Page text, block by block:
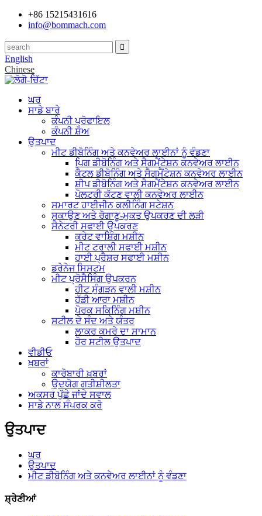
+86 15215431616
info@bommach.com
English
Chinese
ਘਰ
ਸਾਡੇ ਬਾਰੇ
ਕੰਪਨੀ ਪ੍ਰੋਫਾਇਲ
ਕੰਪਨੀ ਸ਼ੋਅ
ਉਤਪਾਦ
ਮੀਟ ਡੀਬੋਨਿੰਗ ਅਤੇ ਕਨਵੇਅਰ ਲਾਈਨਾਂ ਨੂੰ ਵੰਡਣਾ
ਪਿਗ ਡੀਬੋਨਿੰਗ ਅਤੇ ਸੈਗਮੈਂਟੇਸ਼ਨ ਕਨਵੇਅਰ ਲਾਈਨ
ਕੈਟਲ ਡੀਬੋਨਿੰਗ ਅਤੇ ਸੈਗਮੈਂਟੇਸ਼ਨ ਕਨਵੇਅਰ ਲਾਈਨ
ਸ਼ੀਪ ਡੀਬੋਨਿੰਗ ਅਤੇ ਸੈਗਮੈਂਟੇਸ਼ਨ ਕਨਵੇਅਰ ਲਾਈਨ
ਪੋਲਟਰੀ ਕੱਟਣ ਵਾਲੀ ਕਨਵੇਅਰ ਲਾਈਨ
ਸਮਾਰਟ ਹਾਈਜੀਨ ਕਲੀਨਿੰਗ ਸਟੇਸ਼ਨ
ਸੁਕਾਉਣ ਅਤੇ ਰੋਗਾਣੂ-ਮੁਕਤ ਉਪਕਰਣ ਦੀ ਲੜੀ
ਸੈਨੇਟਰੀ ਸਫਾਈ ਉਪਕਰਣ
ਕਰੇਟ ਵਾਸ਼ਿੰਗ ਮਸ਼ੀਨ
ਮੀਟ ਟਰਾਲੀ ਸਫਾਈ ਮਸ਼ੀਨ
ਹਾਈ ਪ੍ਰੈਸ਼ਰ ਸਫਾਈ ਮਸ਼ੀਨ
ਡਰੇਨੇਜ ਸਿਸਟਮ
ਮੀਟ ਪ੍ਰੋਸੈਸਿੰਗ ਉਪਕਰਨ
ਹੀਟ ਸੁੰਗੜਨ ਵਾਲੀ ਮਸ਼ੀਨ
ਹੱਡੀ ਆਰਾ ਮਸ਼ੀਨ
ਪੋਰਕ ਸਕਿਨਿੰਗ ਮਸ਼ੀਨ
ਸਟੀਲ ਦੇ ਸੰਦ ਅਤੇ ਯੰਤਰ
ਲਾਕਰ ਕਮਰੇ ਦਾ ਸਾਮਾਨ
ਹੋਰ ਸਟੀਲ ਉਤਪਾਦ
ਵੀਡੀਓ
ਖ਼ਬਰਾਂ
ਕਾਰੋਬਾਰੀ ਖ਼ਬਰਾਂ
ਉਦਯੋਗ ਗਤੀਸ਼ੀਲਤਾ
ਅਕਸਰ ਪੁੱਛੇ ਜਾਂਦੇ ਸਵਾਲ
ਸਾਡੇ ਨਾਲ ਸੰਪਰਕ ਕਰੋ
ਉਤਪਾਦ
ਘਰ
ਉਤਪਾਦ
ਮੀਟ ਡੀਬੋਨਿੰਗ ਅਤੇ ਕਨਵੇਅਰ ਲਾਈਨਾਂ ਨੂੰ ਵੰਡਣਾ
ਸ਼੍ਰੇਣੀਆਂ